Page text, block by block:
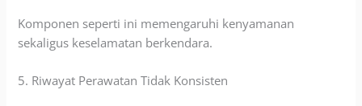
Komponen seperti ini memengaruhi kenyamanan
sekaligus keselamatan berkendara.
5. Riwayat Perawatan Tidak Konsisten